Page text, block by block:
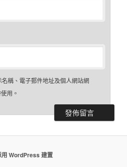
名稱、電子郵件地址及個人網站網
用。
用 WordPress 建置